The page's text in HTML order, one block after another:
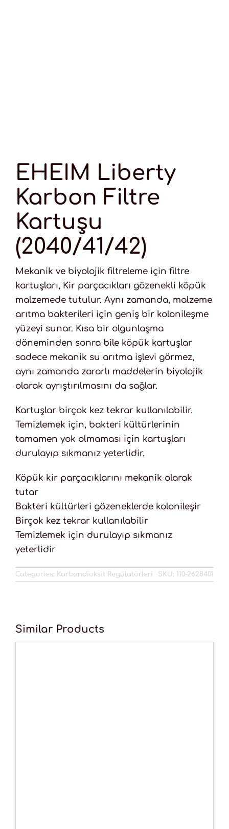
EHEIM Liberty
Karbon Filtre
Kartuşu
(2040/41/42)
Mekanik ve biyolojik filtreleme için filtre
kartuşları, Kir parçacıkları gözenekli köpük
malzemede tutulur. Aynı zamanda, malzeme
arıtma bakterileri için geniş bir kolonileşme
yüzeyi sunar. Kısa bir olgunlaşma
döneminden sonra bile köpük kartuşlar
sadece mekanik su arıtma işlevi görmez,
aynı zamanda zararlı maddelerin biyolojik
olarak ayrıştırılmasını da sağlar.
Kartuşlar birçok kez tekrar kullanılabilir.
Temizlemek için, bakteri kültürlerinin
tamamen yok olmaması için kartuşları
durulayıp sıkmanız yeterlidir.
Köpük kir parçacıklarını mekanik olarak
tutar
Bakteri kültürleri gözeneklerde kolonileşir
Birçok kez tekrar kullanılabilir
Temizlemek için durulayıp sıkmanız
yeterlidir
Categories: Karbondioksit Regülatörleri SKU: 110-2628401
Similar Products